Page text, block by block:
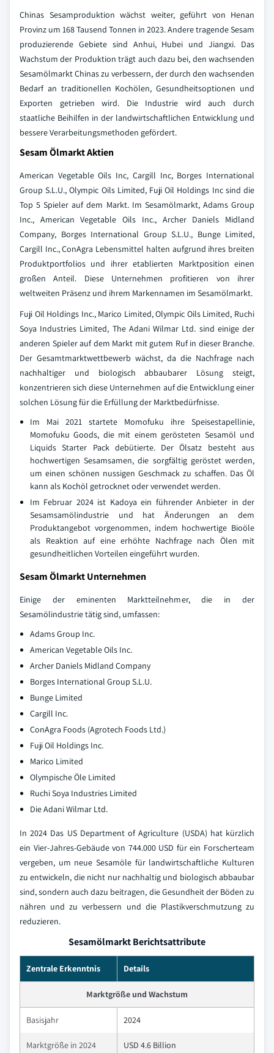
Chinas Sesamproduktion wächst weiter, geführt von Henan
Provinz um 168 Tausend Tonnen in 2023. Andere tragende Sesam
produzierende Gebiete sind Anhui, Hubei und Jiangxi. Das
Wachstum der Produktion trägt auch dazu bei, den wachsenden
Sesamölmarkt Chinas zu verbessern, der durch den wachsenden
Bedarf an traditionellen Kochölen, Gesundheitsoptionen und
Exporten getrieben wird. Die Industrie wird auch durch
staatliche Beihilfen in der landwirtschaftlichen Entwicklung und
bessere Verarbeitungsmethoden gefördert.
Sesam Ölmarkt Aktien
American Vegetable Oils Inc, Cargill Inc, Borges International
Group S.L.U., Olympic Oils Limited, Fuji Oil Holdings Inc sind die
Top 5 Spieler auf dem Markt. Im Sesamölmarkt, Adams Group
Inc., American Vegetable Oils Inc., Archer Daniels Midland
Company, Borges International Group S.L.U., Bunge Limited,
Cargill Inc., ConAgra Lebensmittel halten aufgrund ihres breiten
Produktportfolios und ihrer etablierten Marktposition einen
großen Anteil. Diese Unternehmen profitieren von ihrer
weltweiten Präsenz und ihrem Markennamen im Sesamölmarkt.
Fuji Oil Holdings Inc., Marico Limited, Olympic Oils Limited, Ruchi
Soya Industries Limited, The Adani Wilmar Ltd. sind einige der
anderen Spieler auf dem Markt mit gutem Ruf in dieser Branche.
Der Gesamtmarktwettbewerb wächst, da die Nachfrage nach
nachhaltiger und biologisch abbaubarer Lösung steigt,
konzentrieren sich diese Unternehmen auf die Entwicklung einer
solchen Lösung für die Erfüllung der Marktbedürfnisse.
Im Mai 2021 startete Momofuku ihre Speisestapellinie,
Momofuku Goods, die mit einem gerösteten Sesamöl und
Liquids Starter Pack debütierte. Der Ölsatz besteht aus
hochwertigen Sesamsamen, die sorgfältig geröstet werden,
um einen schönen nussigen Geschmack zu schaffen. Das Öl
kann als Kochöl getrocknet oder verwendet werden.
Im Februar 2024 ist Kadoya ein führender Anbieter in der
Sesamsamölindustrie und hat Änderungen an dem
Produktangebot vorgenommen, indem hochwertige Bioöle
als Reaktion auf eine erhöhte Nachfrage nach Ölen mit
gesundheitlichen Vorteilen eingeführt wurden.
Sesam Ölmarkt Unternehmen
Einige der eminenten Marktteilnehmer, die in der
Sesamölindustrie tätig sind, umfassen:
Adams Group Inc.
American Vegetable Oils Inc.
Archer Daniels Midland Company
Borges International Group S.L.U.
Bunge Limited
Cargill Inc.
ConAgra Foods (Agrotech Foods Ltd.)
Fuji Oil Holdings Inc.
Marico Limited
Olympische Öle Limited
Ruchi Soya Industries Limited
Die Adani Wilmar Ltd.
In 2024 Das US Department of Agriculture (USDA) hat kürzlich
ein Vier-Jahres-Gebäude von 744.000 USD für ein Forscherteam
vergeben, um neue Sesamöle für landwirtschaftliche Kulturen
zu entwickeln, die nicht nur nachhaltig und biologisch abbaubar
sind, sondern auch dazu beitragen, die Gesundheit der Böden zu
nähren und zu verbessern und die Plastikverschmutzung zu
reduzieren.
Sesamölmarkt Berichtsattribute
Zentrale Erkenntnis Details
Marktgröße und Wachstum
Basisjahr 2024
Marktgröße in 2024 USD 4.6 Billion